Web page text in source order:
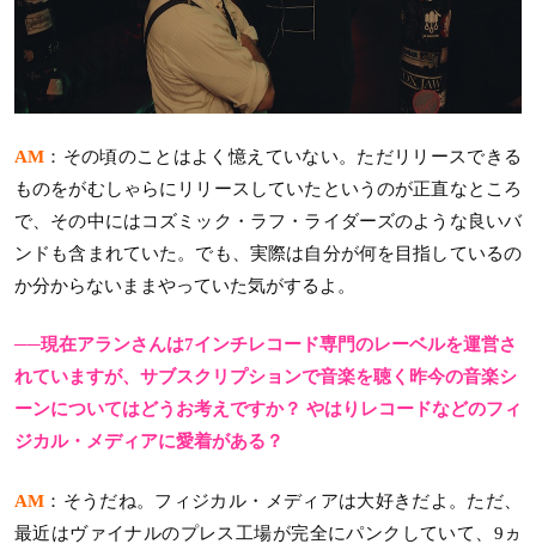
AM ：その頃のことはよく憶えていない。ただリリースできる
ものをがむしゃらにリリースしていたというのが正直なところ
で、その中にはコズミック・ラフ・ライダーズのような良いバ
ンドも含まれていた。でも、実際は自分が何を目指しているの
か分からないままやっていた気がするよ。
──現在アランさんは7インチレコード専門のレーベルを運営さ
れていますが、サブスクリプションで音楽を聴く昨今の音楽シ
ーンについてはどうお考えですか？ やはりレコードなどのフィ
ジカル・メディアに愛着がある？
AM ：そうだね。フィジカル・メディアは大好きだよ。ただ、
最近はヴァイナルのプレス工場が完全にパンクしていて、9ヵ